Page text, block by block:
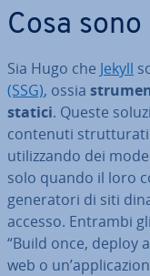
Cosa
Sia Hugo che Jekyll
(SSG), ossia
statici. Queste
contenuti
uti­liz­zan­do dei
solo quando il loro
ge­ne­ra­to­ri di siti
accesso. Entrambi
“Build once, deploy
web o